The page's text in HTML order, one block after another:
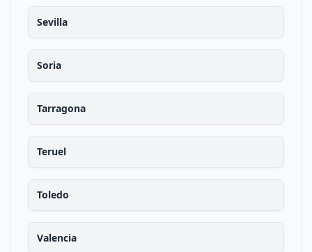
Sevilla
Soria
Tarragona
Teruel
Toledo
Valencia